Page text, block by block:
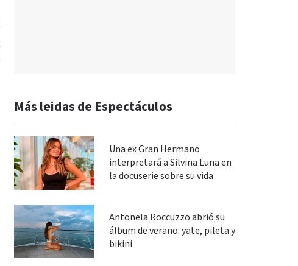
Más leidas de Espectáculos
Una ex Gran Hermano
interpretará a Silvina Luna en
la docuserie sobre su vida
Antonela Roccuzzo abrió su
álbum de verano: yate, pileta y
bikini